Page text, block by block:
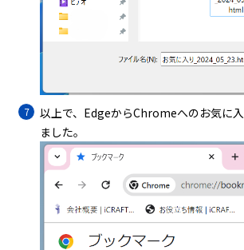
以上で、EdgeからChromeへのお気に
ました。